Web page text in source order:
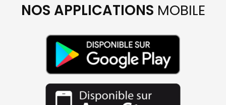
NOS APPLICATIONS MOBILE